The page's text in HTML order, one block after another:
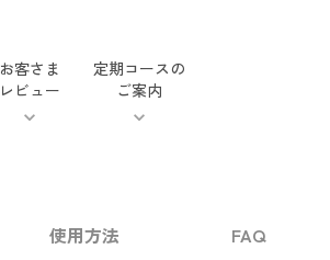
お客さま
レビュー
定期コースの
ご案内
使用方法 FAQ